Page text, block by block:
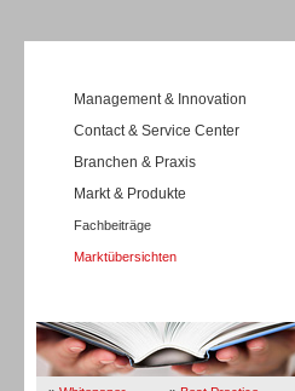
Management & Innovation
Contact & Service Center
Branchen & Praxis
Markt & Produkte
Fachbeiträge
Marktübersichten